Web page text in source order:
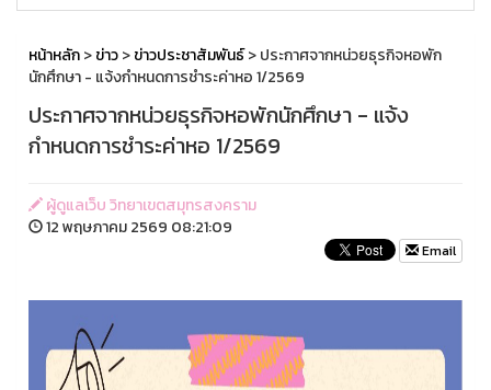
หน้าหลัก>ข่าว>ข่าวประชาสัมพันธ์> ประกาศจากหน่วยธุรกิจหอพัก
นักศึกษา - แจ้งกำหนดการชำระค่าหอ 1/2569
ประกาศจากหน่วยธุรกิจหอพักนักศึกษา - แจ้ง
กำหนดการชำระค่าหอ 1/2569
ผู้ดูแลเว็บ วิทยาเขตสมุทรสงคราม
12 พฤษภาคม 2569 08:21:09
Email